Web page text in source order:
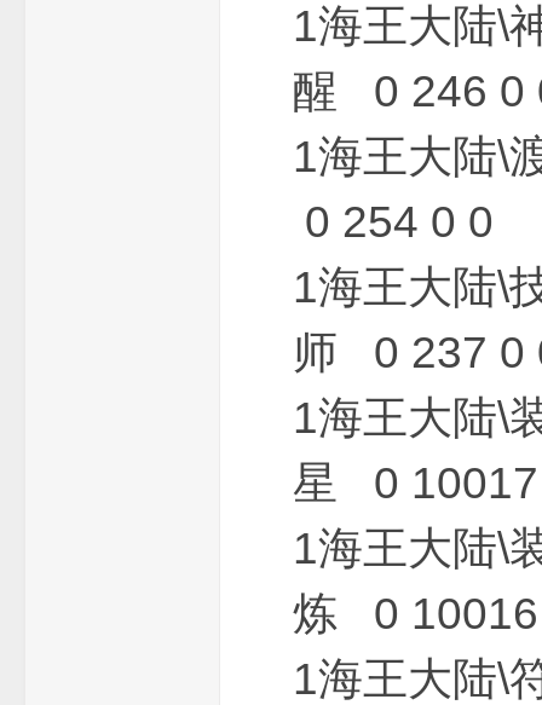
1海王大
醒 0 246 0
1海王大
0 254 0 0
1海王大
师 0 237 0
1海王大
星 0
1海王大
炼 0
1海王大